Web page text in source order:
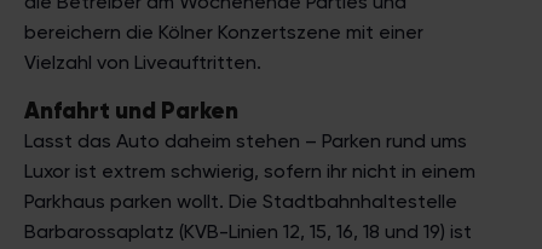
bereichern die Kölner Konzertszene mit einer
Vielzahl von Liveauftritten.
Anfahrt und Parken
Lasst das Auto daheim stehen – Parken rund ums
Luxor ist extrem schwierig, sofern ihr nicht in einem
Parkhaus parken wollt. Die Stadtbahnhaltestelle
Barbarossaplatz (KVB-Linien 12, 15, 16, 18 und 19) ist